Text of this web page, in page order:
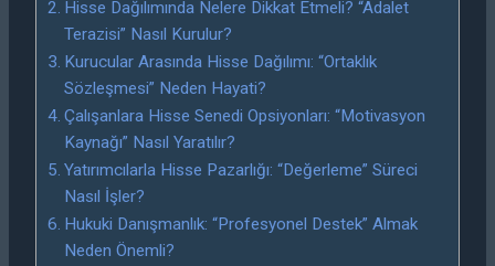
Hisse Dağılımında Nelere Dikkat Etmeli? “Adalet
Terazisi” Nasıl Kurulur?
Kurucular Arasında Hisse Dağılımı: “Ortaklık
Sözleşmesi” Neden Hayati?
Çalışanlara Hisse Senedi Opsiyonları: “Motivasyon
Kaynağı” Nasıl Yaratılır?
Yatırımcılarla Hisse Pazarlığı: “Değerleme” Süreci
Nasıl İşler?
Hukuki Danışmanlık: “Profesyonel Destek” Almak
Neden Önemli?